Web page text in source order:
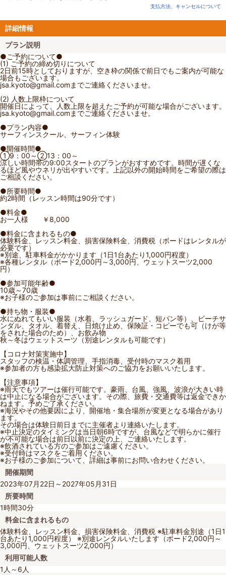
支払方法、キャンセルについて
詳細情報
プラン説明
●ご予約について●
(1) ご予約の締め切りについて
2日前15時としておりますが、空き枠の関係で前日でもご案内が可能な
場合もございます。
jsa.kyoto@gmail.comまでご連絡くださいませ。
(2) 人数上限枠について
開催日によって、人数上限を超えたご予約が可能な場合がございます。
jsa.kyoto@gmail.comまでご連絡くださいませ。
●プラン内容●
サーフィンスクール、サーフィン体験
●開催時間●
①9：00～②13：00～
涼しい時間帯の9:00スタートのプランがおすすめです。時間が遅くな
るほど風やウネリが出やすいです。上記以外の開始時間をご希望の際は
ご相談ください。
●所要時間●
約2時間（レッスン時間は90分です）
●料金●
お一人様 ￥8,000
●料金に含まれるもの●
体験料金、レッスン料金、損害保険料金、消費税（ボードはレンタルが
必要です）
※別途、駐車料金がかかります（1日1台あたり1,000円程度）
※各種レンタル（ボード2,000円～3,000円、ウェットスーツ2,000
円）
●参加可能年齢●
10歳～70歳
※お子様のご参加は事前にご相談ください。
●持ち物・服装●
水にぬれてもいい服装（水着、ラッシュガード、短パン等）、ビーチサ
ンダル、タオル、着替え、日焼け止め、保険証・コピーでも可（けが等
をされた場合のため）、お飲み物
秋～冬はウェットスーツ（別途レンタルも可能です）
【コロナ対策実施中】
スタッフの検温・体調管理、手指消毒、受付時のマスク着用
※参加者の方も感染拡大防止対策へのご協力をお願いいたします。
【注意事項】
※雨天でもツアーは催行可能です。豪雨、台風、強風、波浪が大きい時
は中止になる場合がございます。その際、旅費・交通費等は返金できか
ねます。予めご了承ください。
※海況やその他要因により、開催地・集合場所が変更となる場合があり
ます。
その場合は体験日前日までに主催者より連絡いたします。
※中止決定のタイミングは当日朝6時ですが、台風などで明らかに催行
が不可能な場合は前日以前に決定の上、ご連絡いたします。
※飲酒されている方のご参加はご遠慮ください。
※受付時はマスクをご着用ください。
※お子様のご参加について、詳細は事前にお問い合わせください。
開催期間
2023年07月22日～2027年05月31日
所要時間
1時間30分
料金に含まれるもの
体験料金、レッスン料金、損害保険料金、消費税 ※駐車料金別途（1日1
台あたり1,000円程度） ※別途レンタルいたします（ボード2,000円～
3,000円、ウェットスーツ2,000円）
利用可能人数
1人～6人